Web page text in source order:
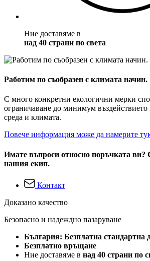
Ние доставяме в
над 40 страни по света
Работим по съобразен с климата начин.
С много конкретни екологични мерки
ограничаване до минимум въздействието
среда и климата.
Повече информация може да намерите
Имате въпроси относно поръчката ви?
нашия екип.
Контакт
Доказано качество
Безопасно и надеждно пазаруване
България: Безплатна стандартна
Безплатно връщане
Ние доставяме в над 40 страни по